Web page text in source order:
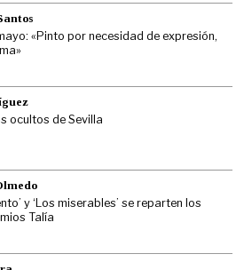
«Pinto por necesidad de expresión,
ocultos de Sevilla
y ‘Los miserables’ se reparten los
Talía